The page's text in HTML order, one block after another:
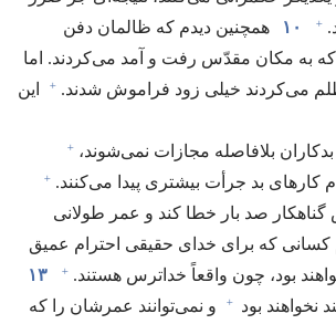
+ ۱۰
همچنین دیدم که ظالمان دفن
به مکان مقدّس رفت و آمد می‌کردند.‏ اما
می‌کردند خیلی زود فراموش شدند.‏ +
این
بدکاران بلافاصله مجازات نمی‌شوند،‏ +
کارهای بد جرأت بیشتری پیدا می‌کنند.‏ +
صد بار خطا کند و عمر طولانی
کسانی که برای خدای حقیقی احترام عمیق
بود،‏ چون واقعاً خداترس هستند.‏ +
۱۳
نخواهند بود
+
و نمی‌توانند عمرشان را که